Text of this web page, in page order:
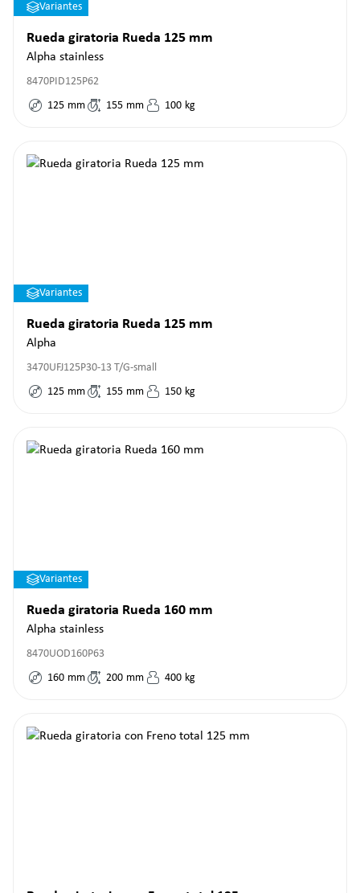
Variantes
Rueda giratoria Rueda 125 mm
Alpha stainless
8470PID125P62
125 mm 155 mm 100 kg
Variantes
Rueda giratoria Rueda 125 mm
Alpha
3470UFJ125P30-13 T/G-small
125 mm 155 mm 150 kg
Variantes
Rueda giratoria Rueda 160 mm
Alpha stainless
8470UOD160P63
160 mm 200 mm 400 kg